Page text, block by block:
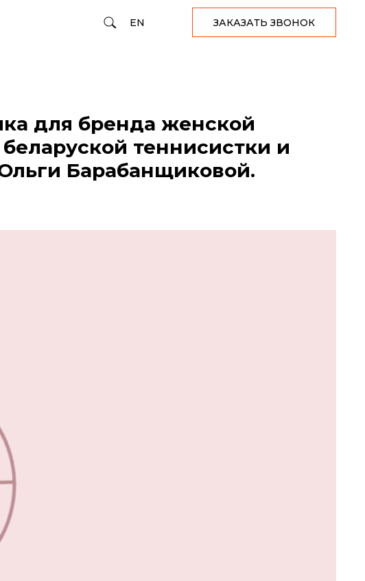
EN ЗАКАЗАТЬ ЗВОНОК
для бренда женской
теннисистки и
Барабанщиковой.